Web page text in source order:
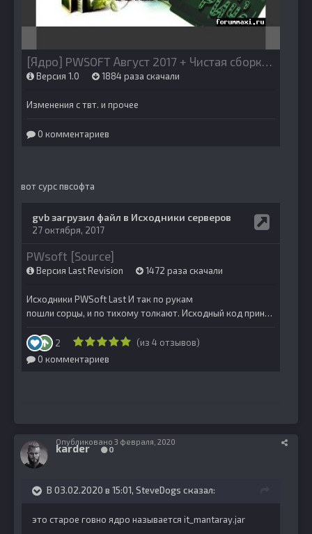
вот сурс пвсофта
karder 0
Опубликовано 3 февраля, 2020
В 03.02.2020 в 15:01, SteveDogs сказал:
это старое говно ядро называется it_mantaray.jar